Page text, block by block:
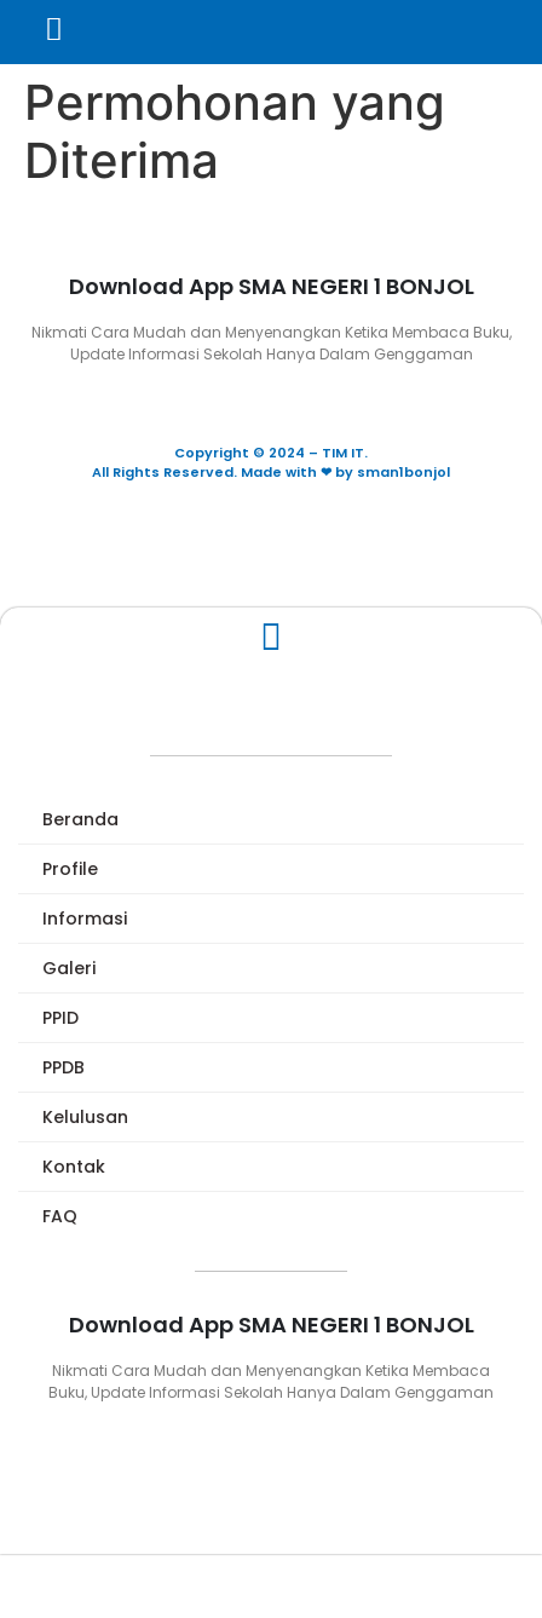
Permohonan yang
Diterima
Download App SMA NEGERI 1 BONJOL
Nikmati Cara Mudah dan Menyenangkan Ketika Membaca Buku,
Update Informasi Sekolah Hanya Dalam Genggaman
Copyright © 2024 – TIM IT.
All Rights Reserved. Made with ❤ by sman1bonjol
Beranda
Profile
Informasi
Galeri
PPID
PPDB
Kelulusan
Kontak
FAQ
Download App SMA NEGERI 1 BONJOL
Nikmati Cara Mudah dan Menyenangkan Ketika Membaca
Buku, Update Informasi Sekolah Hanya Dalam Genggaman